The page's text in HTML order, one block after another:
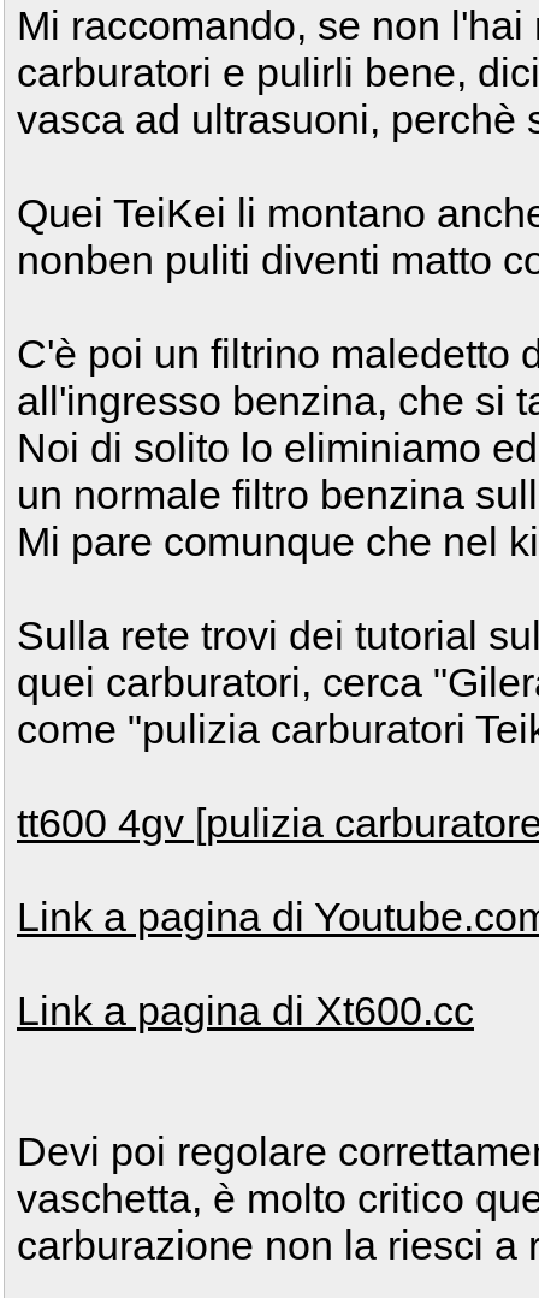
Mi raccomando, se non
carburatori e pulirli bene,
vasca ad ultrasuoni, perchè
Quei TeiKei li montano
nonben puliti diventi matto
C'è poi un filtrino maledetto
all'ingresso benzina, che si
Noi di solito lo eliminiamo
un normale filtro benzina
Mi pare comunque che nel
Sulla rete trovi dei tutorial
quei carburatori, cerca
come "pulizia carburatori
tt600 4gv [pulizia
Link a pagina di
Link a pagina di Xt600.cc
Devi poi regolare
vaschetta, è molto critico
carburazione non la riesci a